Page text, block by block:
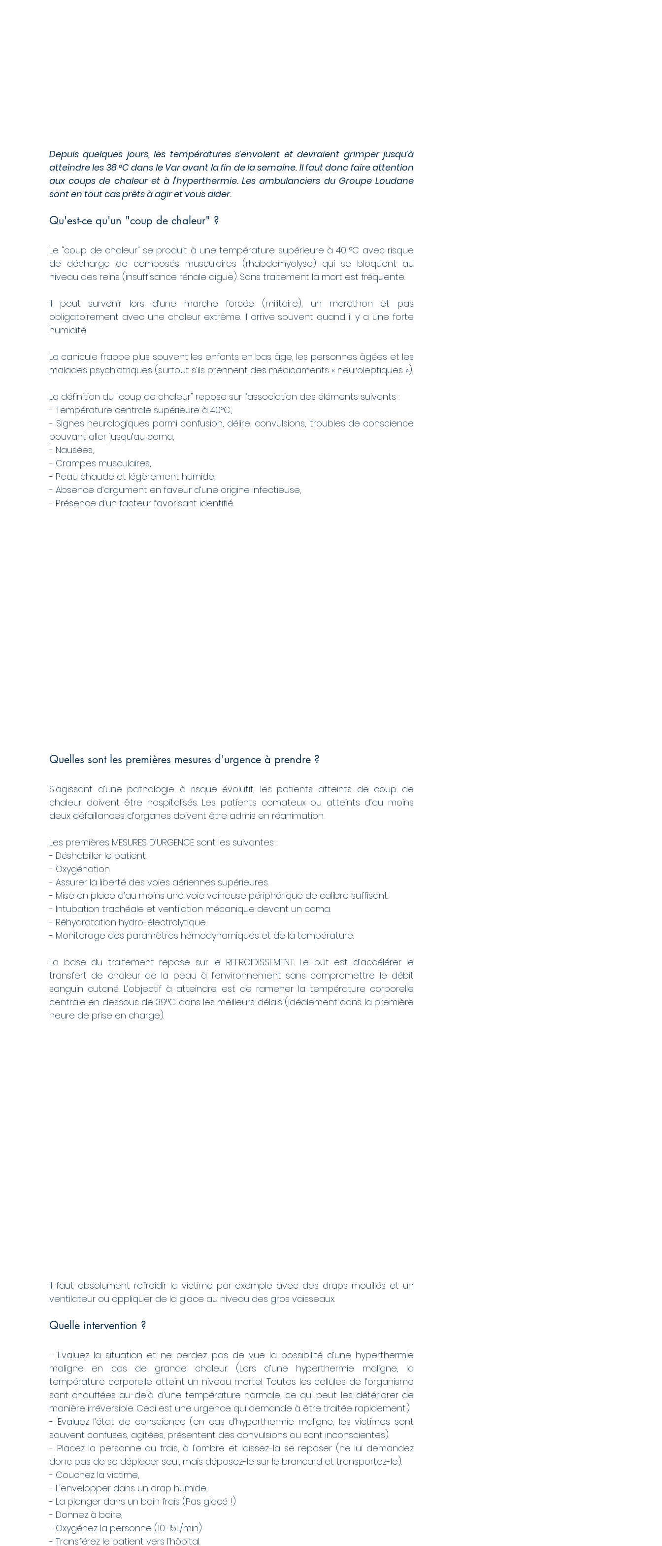
Depuis quelques jours, les températures s’envolent et devraient grimper jusqu’à
atteindre les 38 °C dans le Var avant la fin de la semaine. Il faut donc faire attention
aux coups de chaleur et à l'hyperthermie. Les ambulanciers du Groupe Loudane
sont en tout cas prêts à agir et vous aider.
Qu'est-ce qu'un "coup de chaleur" ?
Le "coup de chaleur" se produit à une température supérieure à 40 °C avec risque
de décharge de composés musculaires (rhabdomyolyse) qui se bloquent au
niveau des reins (insuffisance rénale aiguë). Sans traitement la mort est fréquente.
Il peut survenir lors d’une marche forcée (militaire), un marathon et pas
obligatoirement avec une chaleur extrême. Il arrive souvent quand il y a une forte
humidité.
La canicule frappe plus souvent les enfants en bas âge, les personnes âgées et les
malades psychiatriques (surtout s’ils prennent des médicaments « neuroleptiques »).
La définition du "coup de chaleur" repose sur l’association des éléments suivants :
- Température centrale supérieure à 40°C,
- Signes neurologiques parmi confusion, délire, convulsions, troubles de conscience
pouvant aller jusqu’au coma,
- Nausées,
- Crampes musculaires,
- Peau chaude et légèrement humide,
- Absence d’argument en faveur d’une origine infectieuse,
- Présence d’un facteur favorisant identifié.
Quelles sont les premières mesures d'urgence à prendre ?
S’agissant d’une pathologie à risque évolutif, les patients atteints de coup de
chaleur doivent être hospitalisés. Les patients comateux ou atteints d’au moins
deux défaillances d’organes doivent être admis en réanimation.
Les premières MESURES D’URGENCE sont les suivantes :
- Déshabiller le patient.
- Oxygénation.
- Assurer la liberté des voies aériennes supérieures.
- Mise en place d’au moins une voie veineuse périphérique de calibre suffisant.
- Intubation trachéale et ventilation mécanique devant un coma.
- Réhydratation hydro-électrolytique.
- Monitorage des paramètres hémodynamiques et de la température.
La base du traitement repose sur le REFROIDISSEMENT. Le but est d’accélérer le
transfert de chaleur de la peau à l’environnement sans compromettre le débit
sanguin cutané. L’objectif à atteindre est de ramener la température corporelle
centrale en dessous de 39°C dans les meilleurs délais (idéalement dans la première
heure de prise en charge).
Il faut absolument refroidir la victime par exemple avec des draps mouillés et un
ventilateur ou appliquer de la glace au niveau des gros vaisseaux.
Quelle intervention ?
- Evaluez la situation et ne perdez pas de vue la possibilité d’une hyperthermie
maligne en cas de grande chaleur. (Lors d’une hyperthermie maligne, la
température corporelle atteint un niveau mortel. Toutes les cellules de l’organisme
sont chauffées au-delà d’une température normale, ce qui peut les détériorer de
manière irréversible. Ceci est une urgence qui demande à être traitée rapidement.)
- Evaluez l’état de conscience (en cas d’hyperthermie maligne, les victimes sont
souvent confuses, agitées, présentent des convulsions ou sont inconscientes).
- Placez la personne au frais, à l'ombre et laissez-la se reposer (ne lui demandez
donc pas de se déplacer seul, mais déposez-le sur le brancard et transportez-le).
- Couchez la victime,
- L'envelopper dans un drap humide,
- La plonger dans un bain frais (Pas glacé !)
- Donnez à boire,
- Oxygénez la personne (10-15L/min)
- Transférez le patient vers l’hôpital.